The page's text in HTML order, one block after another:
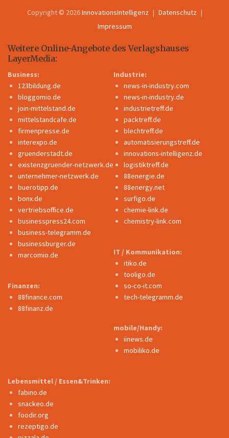
Copyright © 2026InnovationsIntelligenz
Datenschutz
Impressum
Weitere Online-Angebote des Verlagshauses
LayerMedia:
Business:
123bildung.de
bloggomio.de
join-mittelstand.de
mittelstandcafe.de
firmenpresse.de
interexpo.de
gruenderstadt.de
existenzgruender-netzwerk.de
unternehmer-netzwerk.de
buerotipp.de
bonx.de
vertriebsoffice.de
businesspress24.com
business-telegramm.de
businessburger.de
marcomio.de
Finanzen:
88finance.com
88finanz.de
Industrie:
news-in-industry.com
news-in-industry.de
industrietreff.de
packtreff.de
blechtreff.de
automatisierungstreff.de
innovations-intelligenz.de
logistiktreff.de
88energie.de
88energy.net
surfigo.de
chemie-link.de
chemistry-link.com
IT / Kommunikation:
itiko.de
tooligo.de
so-co-it.com
tech-telegramm.de
mobile/Handy:
iinews.de
mobiliko.de
Lebensmittel / Essen&Trinken:
fabino.de
snackeo.de
foodir.org
rezeptigo.de